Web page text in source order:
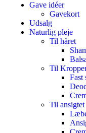
Gave idéer
Gavekort
Udsalg
Naturlig pleje
Til håret
Til
Fast
Til ansigtet